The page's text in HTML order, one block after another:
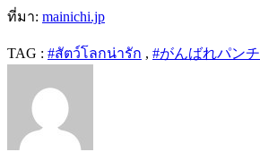
ที่มา: mainichi.jp
TAG : #สัตว์โลกน่ารัก , #がんばれパンチ